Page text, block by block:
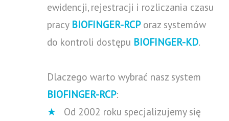
ewidencji, rejestracji i rozliczania czasu
pracy BIOFINGER-RCPoraz systemów
do kontroli dostępu BIOFINGER-KD.
Dlaczego warto wybrać nasz system
BIOFINGER-RCP:
★ Od 2002 roku specjalizujemy się